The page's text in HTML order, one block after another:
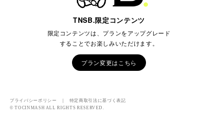
TNSB.限定コンテンツ
限定コンテンツは、プランをアップグレード
することでお楽しみいただけます。
プラン変更はこちら
プライバシーポリシー ｜ 特定商取引法に基づく表記
© TOCINMASH ALL RIGHTS RESERVED.